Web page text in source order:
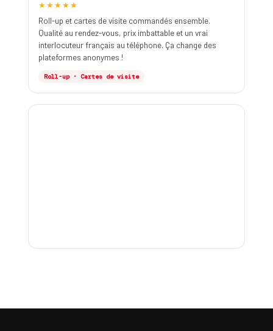
★★★★★
Roll-up et cartes de visite commandés ensemble.
Qualité au rendez-vous, prix imbattable et un vrai
interlocuteur français au téléphone. Ça change des
plateformes anonymes !
Roll-up · Cartes de visite